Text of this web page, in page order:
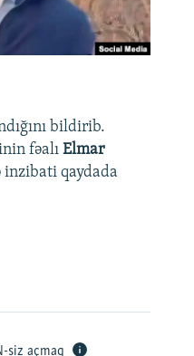
bildirib.
fəalı Elmar
qaydada
siz açmaq